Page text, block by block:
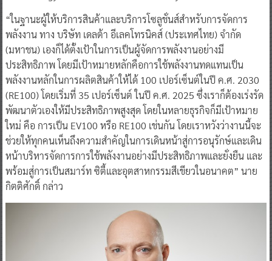
“ในฐานะผู้ให้บริการสินค้าและบริการโซลูชั่นส์สำหรับการจัดการ
พลังงาน ทาง บริษัท เดลต้า อีเลคโทรนิคส์ (ประเทศไทย) จำกัด
(มหาชน) เองก็ได้ตั้งเป้าในการเป็นผู้จัดการพลังงานอย่างมี
ประสิทธิภาพ โดยมีเป้าหมายหลักคือการใช้พลังงานทดแทนเป็น
พลังงานหลักในการผลิตสินค้าให้ได้ 100 เปอร์เซ็นต์ในปี ค.ศ. 2030
(RE100) โดยเริ่มที่ 35 เปอร์เซ็นต์ ในปี ค.ศ. 2025 ซึ่งเราก็ต้องเร่งรัด
พัฒนาตัวเองให้มีประสิทธิภาพสูงสุด โดยในหลายธุรกิจก็มีเป้าหมาย
ใหม่ คือ การเป็น EV100 หรือ RE100 เช่นกัน โดยเราหวังว่างานนี้จะ
ช่วยให้ทุกคนเห็นถึงความสำคัญในการเดินหน้าสู่การอนุรักษ์และเดิน
หน้าบริหารจัดการการใช้พลังงานอย่างมีประสิทธิภาพและยั่งยืน และ
พร้อมสู่การเป็นสมาร์ท ซิตี้และอุตสาหกรรมสีเขียวในอนาคต” นาย
กิตติศักดิ์ กล่าว